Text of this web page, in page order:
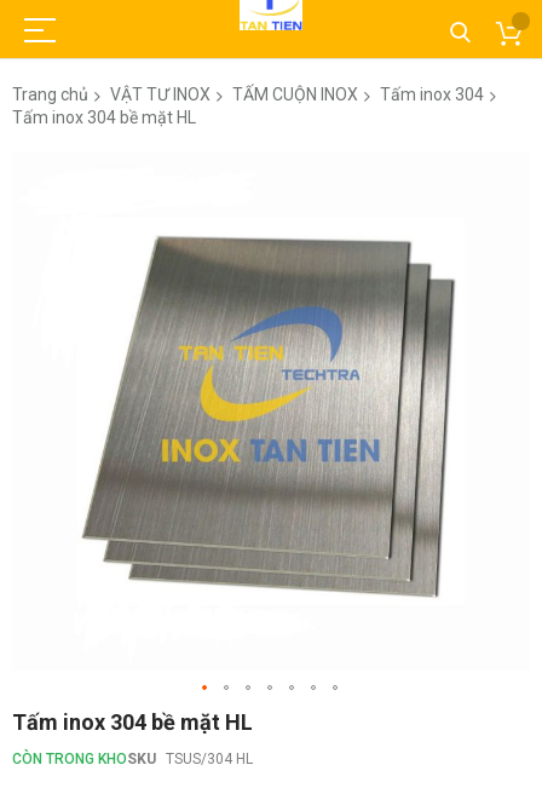
Trang chủ VẬT TƯ INOX TẤM CUỘN INOX
Tấm inox 304
Tấm inox 304 bề mặt HL
Chuyển
đến
phần
Tấm inox 304 bề mặt HL
CÒN TRONG KHOSKU TSUS/304 HL